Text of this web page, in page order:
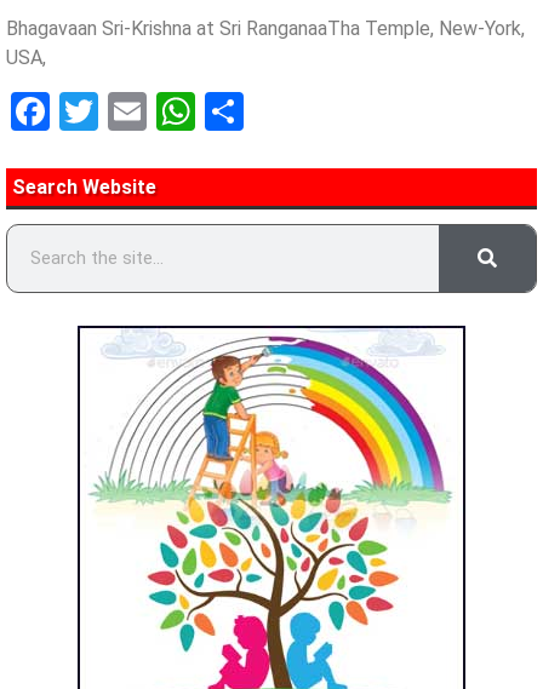
Bhagavaan Sri-Krishna at Sri RanganaaTha Temple, New-York,
USA,
Facebook
Twitter
EmailWhatsApp
Search Website